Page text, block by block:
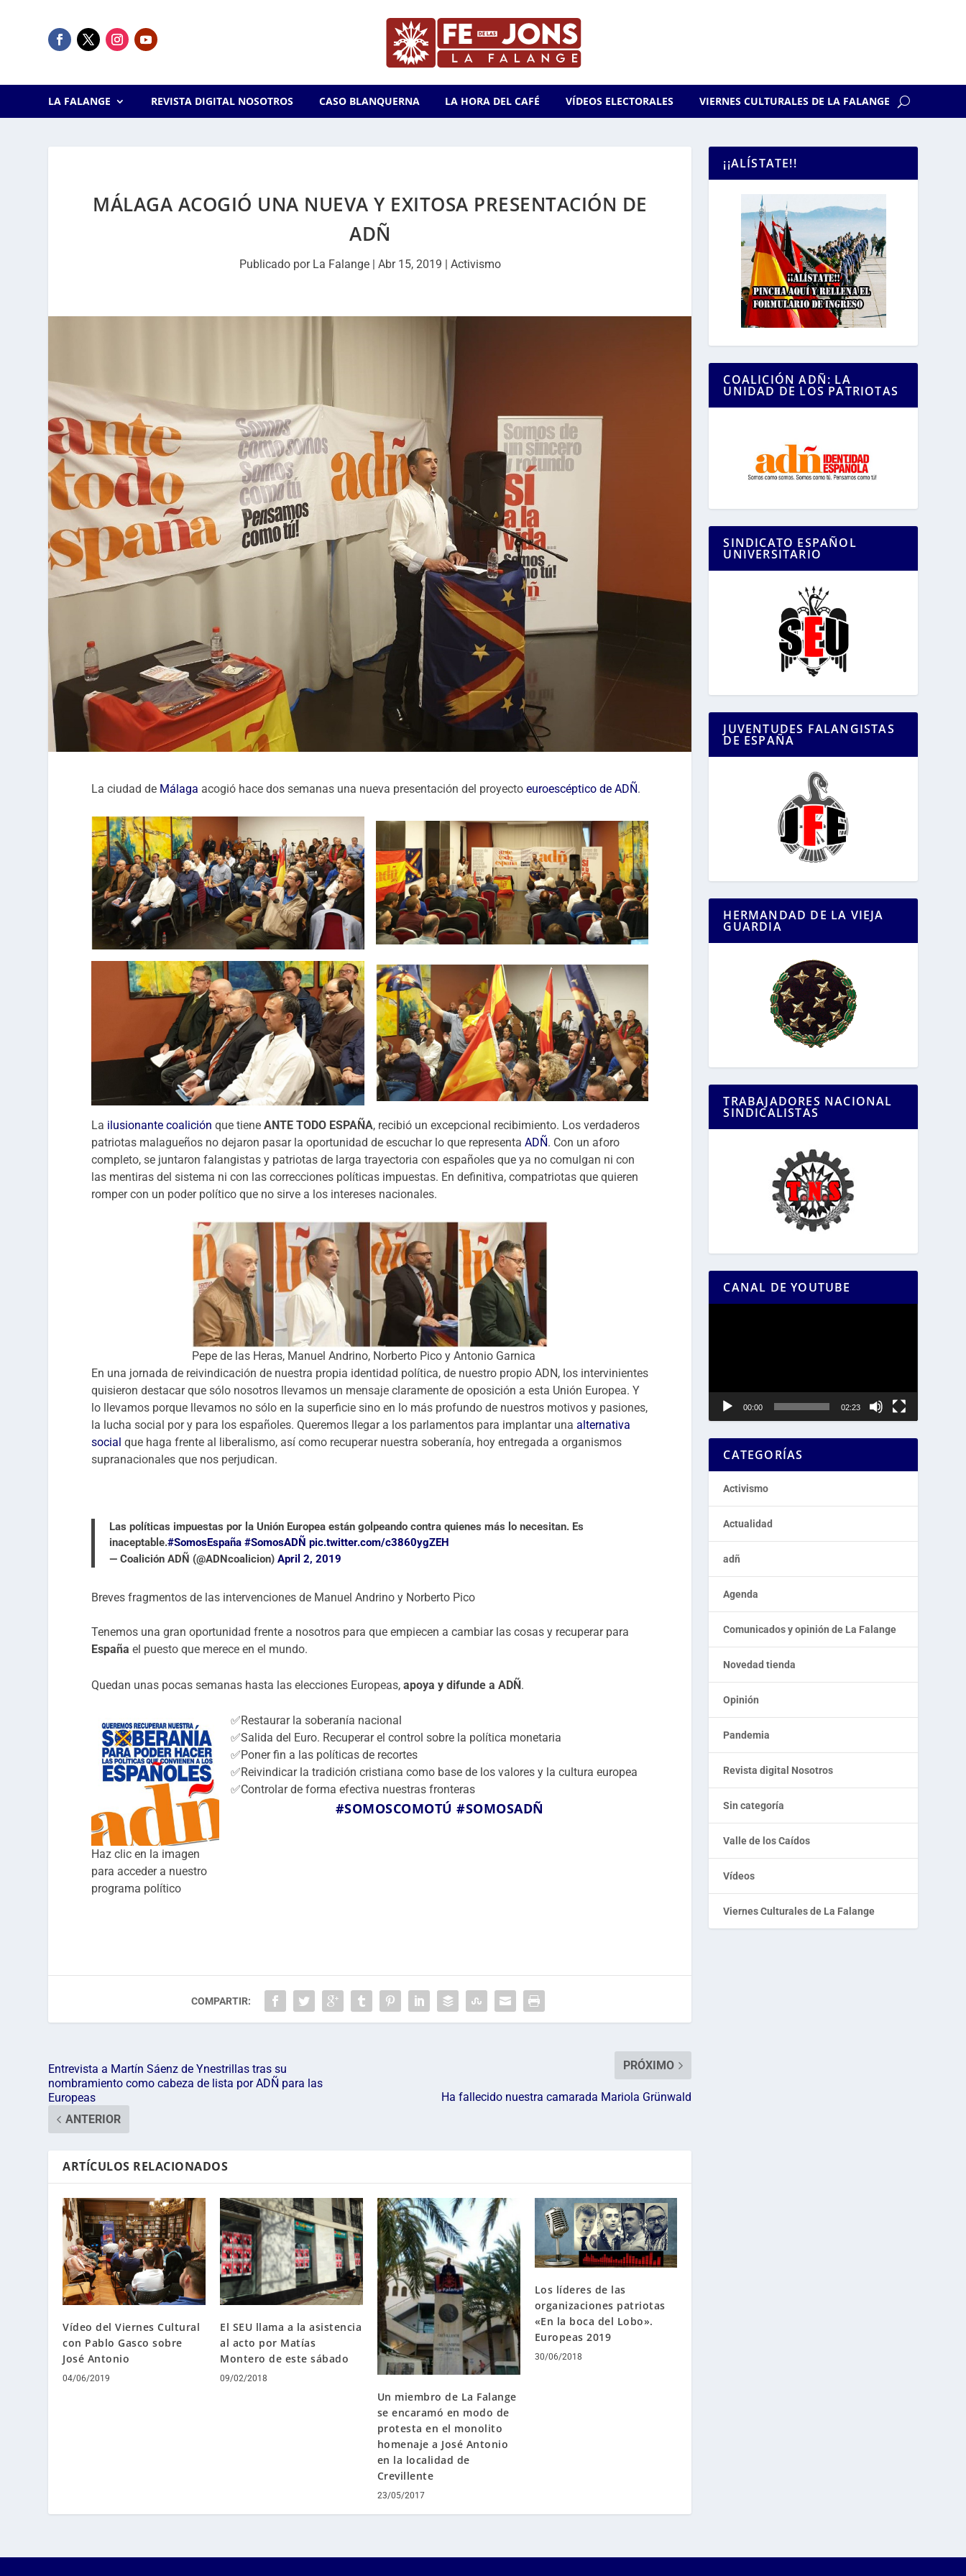
LA FALANGE REVISTA DIGITAL NOSOTROS CASO BLANQUERNA LA HORA DEL CAFÉ VÍDEOS ELECTORALES VIERNES CULTURALES DE LA FALANGE
MÁLAGA ACOGIÓ UNA NUEVA Y EXITOSA PRESENTACIÓN DE
ADÑ
Publicado por La Falange| Abr 15, 2019 | Activismo
La ciudad de Málaga acogió hace dos semanas una nueva presentación del proyectoeuroescéptico de ADÑ.
La ilusionante coalición que tieneANTE TODO ESPAÑA, recibió un excepcional recibimiento. Los verdaderos
patriotas malagueños no dejaron pasar la oportunidad de escuchar lo que representaADÑ. Con un aforo
completo, se juntaron falangistas y patriotas de larga trayectoria con españoles que ya no comulgan ni con
las mentiras del sistema ni con las correcciones políticas impuestas. En definitiva, compatriotas que quieren
romper con un poder político que no sirve a los intereses nacionales.
Pepe de las Heras, Manuel Andrino, Norberto Pico y Antonio Garnica
En una jornada de reivindicación de nuestra propia identidad política, de nuestro propio ADN, los intervinientes
quisieron destacar que sólo nosotros llevamos un mensaje claramente de oposición a esta Unión Europea. Y
lo llevamos porque llevamos no sólo en la superficie sino en lo más profundo de nuestros motivos y pasiones,
la lucha social por y para los españoles. Queremos llegar a los parlamentos para implantar unaalternativa
social que haga frente al liberalismo, así como recuperar nuestra soberanía, hoy entregada a organismos
supranacionales que nos perjudican.
Las políticas impuestas por la Unión Europea están golpeando contra quienes más lo necesitan. Es
inaceptable.#SomosEspaña #SomosADÑ pic.twitter.com/c3860ygZEH
— Coalición ADÑ (@ADNcoalicion)April 2, 2019
Breves fragmentos de las intervenciones de Manuel Andrino y Norberto Pico
Tenemos una gran oportunidad frente a nosotros para que empiecen a cambiar las cosas y recuperar para
España el puesto que merece en el mundo.
Quedan unas pocas semanas hasta las elecciones Europeas,apoya y difunde a ADÑ.
Haz clic en la imagen
para acceder a nuestro
programa político
✅Restaurar la soberanía nacional
✅Salida del Euro. Recuperar el control sobre la política monetaria
✅Poner fin a las políticas de recortes
✅Reivindicar la tradición cristiana como base de los valores y la cultura europea
✅Controlar de forma efectiva nuestras fronteras
#SOMOSCOMOTÚ #SOMOSADÑ
COMPARTIR:
Entrevista a Martín Sáenz de Ynestrillas tras su
nombramiento como cabeza de lista por ADÑ para las
Europeas
ANTERIOR
PRÓXIMO
Ha fallecido nuestra camarada Mariola Grünwald
ARTÍCULOS RELACIONADOS
Vídeo del Viernes Cultural
con Pablo Gasco sobre
José Antonio
04/06/2019
El SEU llama a la asistencia
al acto por Matías
Montero de este sábado
09/02/2018
Un miembro de La Falange
se encaramó en modo de
protesta en el monolito
homenaje a José Antonio
en la localidad de
Crevillente
23/05/2017
Los líderes de las
organizaciones patriotas
«En la boca del Lobo».
Europeas 2019
30/06/2018
¡¡ALÍSTATE!!
COALICIÓN ADÑ: LA
UNIDAD DE LOS PATRIOTAS
SINDICATO ESPAÑOL
UNIVERSITARIO
JUVENTUDES FALANGISTAS
DE ESPAÑA
HERMANDAD DE LA VIEJA
GUARDIA
TRABAJADORES NACIONAL
SINDICALISTAS
CANAL DE YOUTUBE
00:00 02:23
CATEGORÍAS
Activismo
Actualidad
adñ
Agenda
Comunicados y opinión de La Falange
Novedad tienda
Opinión
Pandemia
Revista digital Nosotros
Sin categoría
Valle de los Caídos
Vídeos
Viernes Culturales de La Falange